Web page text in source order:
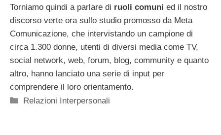
Torniamo quindi a parlare di ruoli comuni ed il nostro
discorso verte ora sullo studio promosso da Meta
Comunicazione, che intervistando un campione di
circa 1.300 donne, utenti di diversi media come TV,
social network, web, forum, blog, community e quanto
altro, hanno lanciato una serie di input per
comprendere il loro orientamento.
Categorie
Relazioni Interpersonali